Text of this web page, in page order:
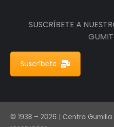
SUSCRÍBETE A
Suscríbete
© 1938 – 2026 | Centro